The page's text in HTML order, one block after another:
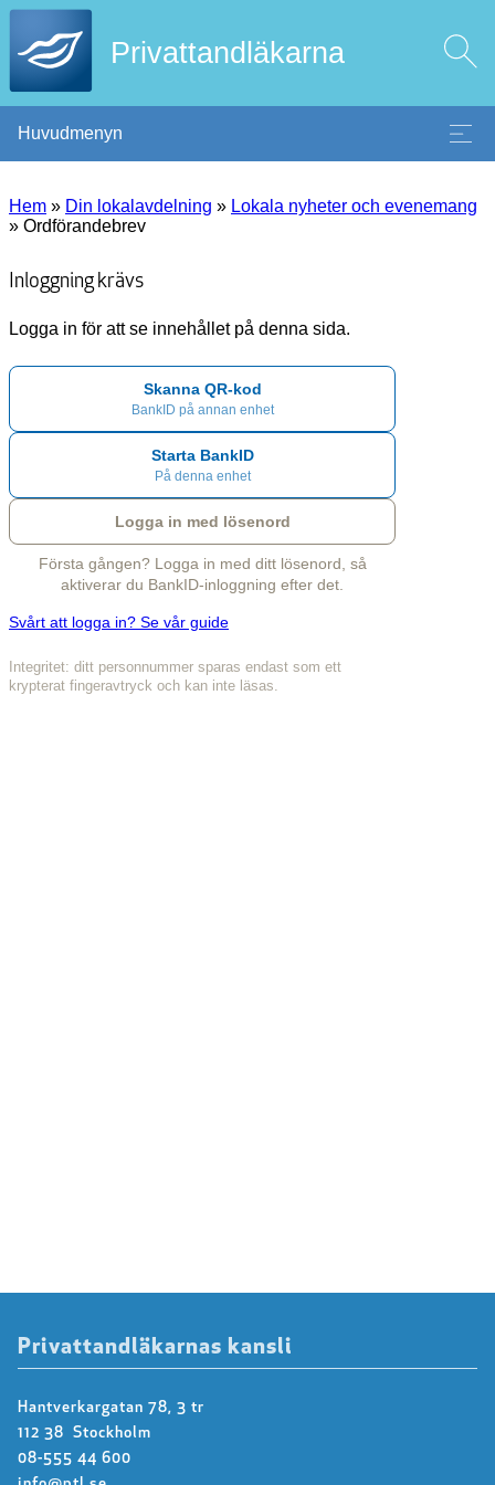
Privattandläkarna
Huvudmenyn
Hem » Din lokalavdelning » Lokala nyheter och evenemang
» Ordförandebrev
Inloggning krävs
Logga in för att se innehållet på denna sida.
Skanna QR-kod
BankID på annan enhet
Starta BankID
På denna enhet
Logga in med lösenord
Första gången? Logga in med ditt lösenord, så
aktiverar du BankID-inloggning efter det.
Svårt att logga in? Se vår guide
Integritet: ditt personnummer sparas endast som ett
krypterat fingeravtryck och kan inte läsas.
Privattandläkarnas kansli
Hantverkargatan 78, 3 tr
112 38 Stockholm
08-555 44 600